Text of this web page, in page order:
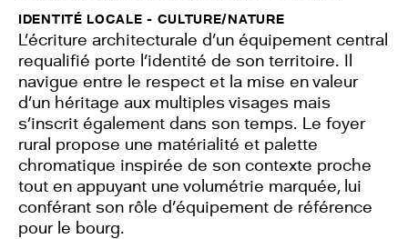
IDENTITÉ LOCALE - CULTURE/NATURE
L’écriture architecturale d’un équipement central
requalifié porte l’identité de son territoire. Il
navigue entre le respect et la mise en valeur
d’un héritage aux multiples visages mais
s’inscrit également dans son temps. Le foyer
rural propose une matérialité et palette
chromatique inspirée de son contexte proche
tout en appuyant une volumétrie marquée, lui
conférant son rôle d’équipement de référence
pour le bourg.